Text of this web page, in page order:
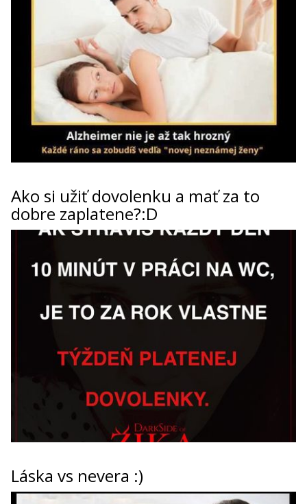
Ako si užiť dovolenku a mať za to
dobre zaplatene?:D
Láska vs nevera :)